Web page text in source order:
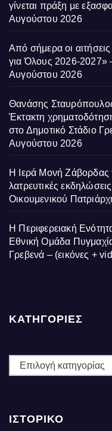
γίνεται πράξη με
Αυγούστου 2026
Από σήμερα οι
για Όλους 2026-2027»
Αυγούστου 2026
Θανάσης
Έκτακτη
στο Δημοτικό Στάδιο
Αυγούστου 2026
Η Ιερά Μονή Ζάβορδας
λατρευτικές
Οικουμενικού
Η Περιφερειακή
Εθνική Ομάδα
Γρεβενά – (εικόνες +
ΚΑΤΗΓΟΡΙΕΣ
ΚΑΤΗΓΟΡΙΕΣ
ΙΣΤΟΡΙΚΌ